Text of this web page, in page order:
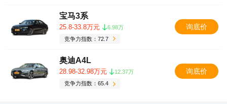
宝马3系
25.8-33.8万元
6.98万
竞争力指数：72.7
询底价
奥迪A4L
28.98-32.98万元
12.37万
竞争力指数：65.4
询底价